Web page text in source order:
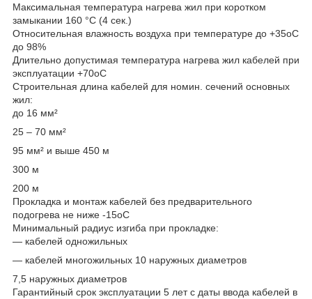
Максимальная температура нагрева жил при коротком
замыкании 160 °С (4 сек.)
Относительная влажность воздуха при температуре до +35оС
до 98%
Длительно допустимая температура нагрева жил кабелей при
эксплуатации +70оС
Строительная длина кабелей для номин. сечений основных
жил:
до 16 мм²
25 – 70 мм²
95 мм² и выше 450 м
300 м
200 м
Прокладка и монтаж кабелей без предварительного
подогрева не ниже -15оС
Минимальный радиус изгиба при прокладке:
— кабелей одножильных
— кабелей многожильных 10 наружных диаметров
7,5 наружных диаметров
Гарантийный срок эксплуатации 5 лет с даты ввода кабелей в